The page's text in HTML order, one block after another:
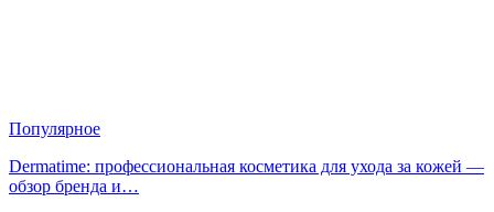
Популярное
Dermatime: профессиональная косметика для ухода за кожей —
обзор бренда и…